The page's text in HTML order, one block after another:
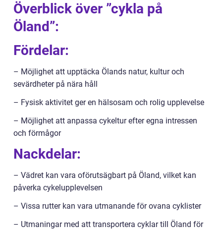
Överblick över ”cykla på
Öland”:
Fördelar:
– Möjlighet att upptäcka Ölands natur, kultur och
sevärdheter på nära håll
– Fysisk aktivitet ger en hälsosam och rolig upplevelse
– Möjlighet att anpassa cykeltur efter egna intressen
och förmågor
Nackdelar:
– Vädret kan vara oförutsägbart på Öland, vilket kan
påverka cykelupplevelsen
– Vissa rutter kan vara utmanande för ovana cyklister
– Utmaningar med att transportera cyklar till Öland för